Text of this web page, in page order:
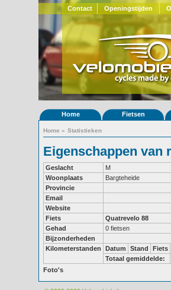
Contact Openingstijden
Home Fietsen
Home » Statistieken
Eigenschappen van
Geslacht
M
Woonplaats
Bargteheide
Provincie
Email
Website
Fiets
Quatrevelo 88
Gehad
0 fietsen
Bijzonderheden
Kilometerstanden
Datum Stand Fiets
Totaal gemiddelde:
Foto's